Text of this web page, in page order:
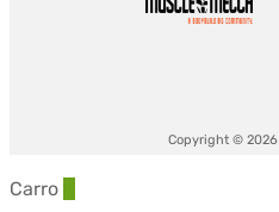
Copyright © 2026
Carro